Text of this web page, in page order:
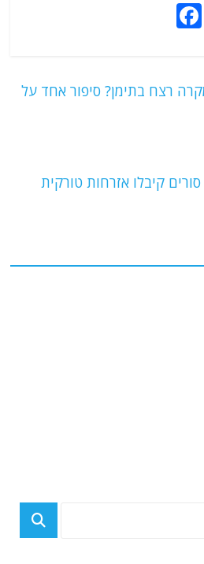
T
e
k
רצח בתימן? סיפור אחד על
פליטים סורים קיבלו אזרחות טורקית